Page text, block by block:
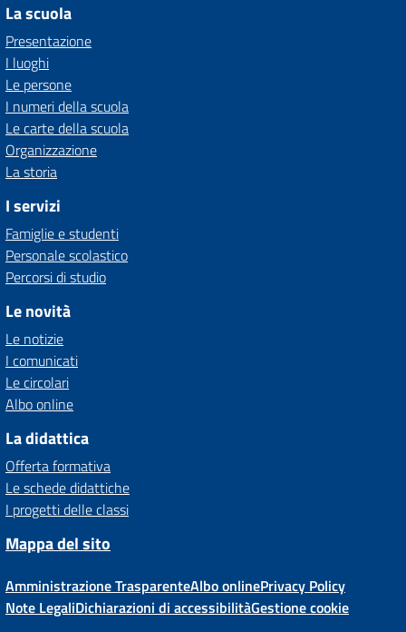
La scuola
Presentazione
I luoghi
Le persone
I numeri della scuola
Le carte della scuola
Organizzazione
La storia
I servizi
Famiglie e studenti
Personale scolastico
Percorsi di studio
Le novità
Le notizie
I comunicati
Le circolari
Albo online
La didattica
Offerta formativa
Le schede didattiche
I progetti delle classi
Mappa del sito
Amministrazione TrasparenteAlbo onlinePrivacy Policy
Note LegaliDichiarazioni di accessibilitàGestione cookie